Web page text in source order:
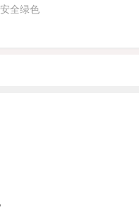
全绿色